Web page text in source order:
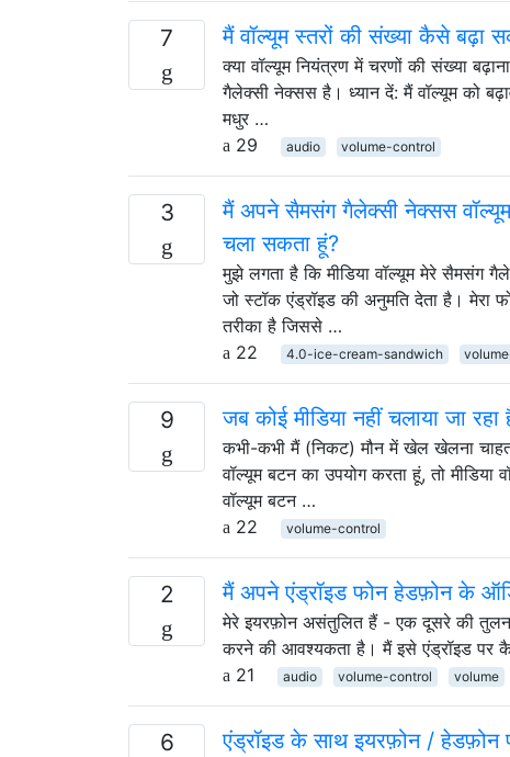
7 मैं वॉल्यूम स्तरों की संख्या कैसे बढ़ा
क्या वॉल्यूम नियंत्रण में चरणों की संख्या
गैलेक्सी नेक्सस है। ध्यान दें: मैं वॉल्यूम को
मधुर …
29
audio volume-control
3
मैं अपने सैमसंग गैलेक्सी नेक्सस
चला सकता हूं?
मुझे लगता है कि मीडिया वॉल्यूम मेरे सैमसंग
जो स्टॉक एंड्रॉइड की अनुमति देता है।
तरीका है जिससे …
22
4.0-ice-cream-sandwich
9 जब कोई मीडिया नहीं चलाया जा
कभी-कभी मैं (निकट) मौन में खेल खेलना
वॉल्यूम बटन का उपयोग करता हूं, तो
वॉल्यूम बटन …
22
volume-control
2 मैं अपने एंड्रॉइड फोन हेडफ़ोन के
मेरे इयरफ़ोन असंतुलित हैं - एक दूसरे की
करने की आवश्यकता है। मैं इसे एंड्रॉइड पर
21
audio volume-control volume
6 एंड्रॉइड के साथ इयरफ़ोन / हेडफ़ोन